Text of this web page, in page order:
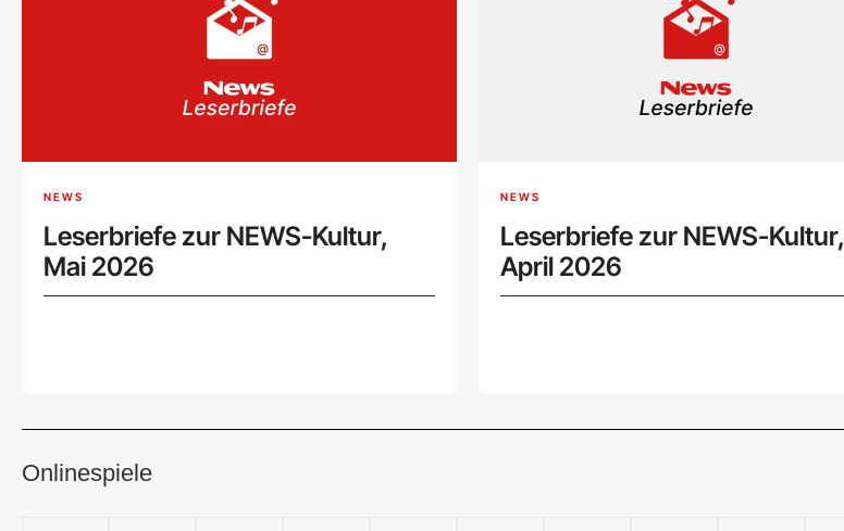
NEWS
Leserbriefe zur NEWS-Kultur,
Mai 2026
NEWS
Leserbriefe zur NEWS-Kultur,
April 2026
Onlinespiele